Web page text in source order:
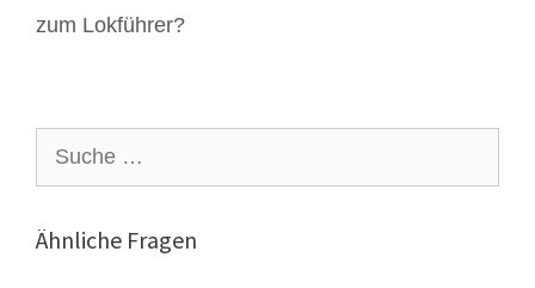
zum Lokführer?
nach:
Ähnliche Fragen